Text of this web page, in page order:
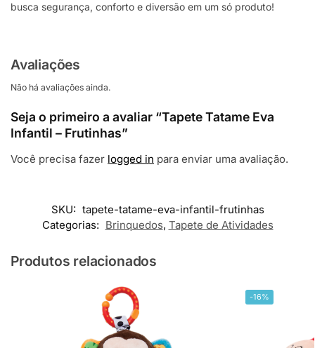
busca segurança, conforto e diversão em um só produto!
Avaliações
Não há avaliações ainda.
Seja o primeiro a avaliar “Tapete Tatame Eva
Infantil – Frutinhas”
Você precisa fazer logged in para enviar uma avaliação.
SKU: tapete-tatame-eva-infantil-frutinhas
Categorias: Brinquedos, Tapete de Atividades
Produtos relacionados
-16%